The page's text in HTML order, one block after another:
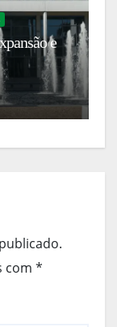
e
com *